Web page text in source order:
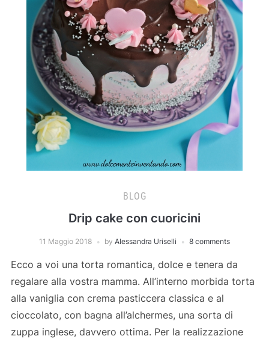
BLOG
Drip cake con cuoricini
11 Maggio 2018 by Alessandra Uriselli 8 comments
Ecco a voi una torta romantica, dolce e tenera da
regalare alla vostra mamma. All’interno morbida torta
alla vaniglia con crema pasticcera classica e al
cioccolato, con bagna all’alchermes, una sorta di
zuppa inglese, davvero ottima. Per la realizzazione